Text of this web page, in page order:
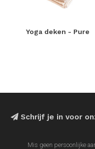
Yoga deken - Pure
Schrijf je in voor
Mis geen persoonlijke